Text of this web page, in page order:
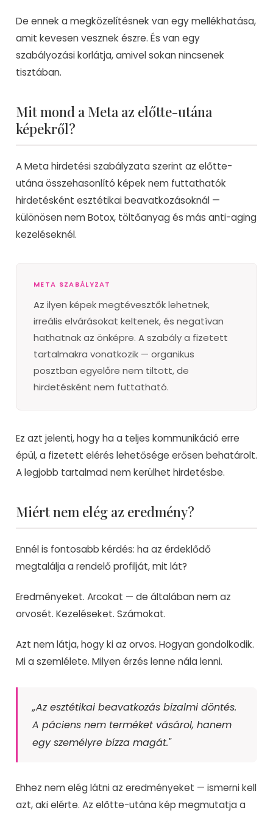
De ennek a megközelítésnek van egy mellékhatása,
amit kevesen vesznek észre. És van egy
szabályozási korlátja, amivel sokan nincsenek
tisztában.
Mit mond a Meta az előtte-utána
képekről?
A Meta hirdetési szabályzata szerint az előtte-
utána összehasonlító képek nem futtathatók
hirdetésként esztétikai beavatkozásoknál —
különösen nem Botox, töltőanyag és más anti-aging
kezeléseknél.
META SZABÁLYZAT
Az ilyen képek megtévesztők lehetnek,
irreális elvárásokat keltenek, és negatívan
hathatnak az önképre. A szabály a fizetett
tartalmakra vonatkozik — organikus
posztban egyelőre nem tiltott, de
hirdetésként nem futtatható.
Ez azt jelenti, hogy ha a teljes kommunikáció erre
épül, a fizetett elérés lehetősége erősen behatárolt.
A legjobb tartalmad nem kerülhet hirdetésbe.
Miért nem elég az eredmény?
Ennél is fontosabb kérdés: ha az érdeklődő
megtalálja a rendelő profilját, mit lát?
Eredményeket. Arcokat — de általában nem az
orvosét. Kezeléseket. Számokat.
Azt nem látja, hogy ki az orvos. Hogyan gondolkodik.
Mi a szemlélete. Milyen érzés lenne nála lenni.
„Az esztétikai beavatkozás bizalmi döntés.
A páciens nem terméket vásárol, hanem
egy személyre bízza magát."
Ehhez nem elég látni az eredményeket — ismerni kell
azt, aki elérte. Az előtte-utána kép megmutatja a